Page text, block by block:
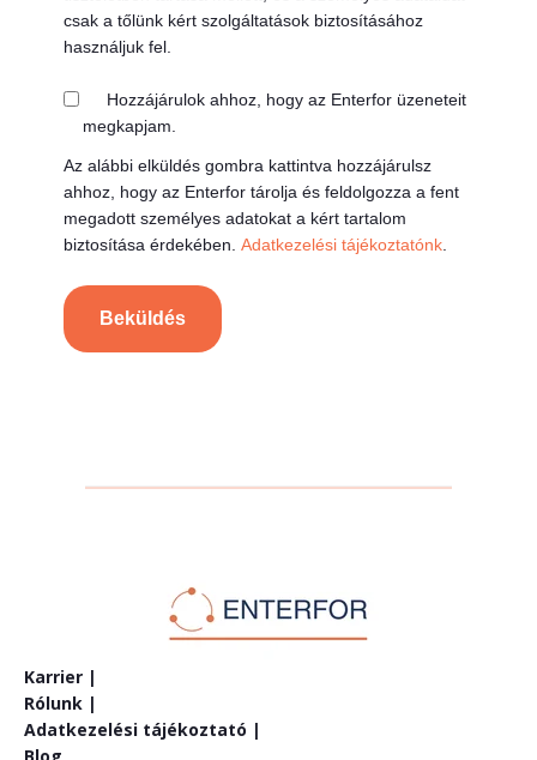
csak a tőlünk kért szolgáltatások biztosításához
használjuk fel.
Hozzájárulok ahhoz, hogy az Enterfor üzeneteit
megkapjam.
Az alábbi elküldés gombra kattintva hozzájárulsz
ahhoz, hogy az Enterfor tárolja és feldolgozza a fent
megadott személyes adatokat a kért tartalom
biztosítása érdekében. Adatkezelési tájékoztatónk.
Karrier |
Rólunk |
Adatkezelési tájékoztató |
Blog